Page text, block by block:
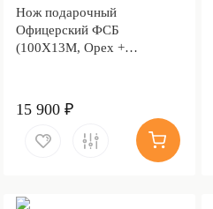
Нож подарочный
Офицерский ФСБ
(100Х13М, Орех +
клинка гарды и тыльника)
15 900 ₽